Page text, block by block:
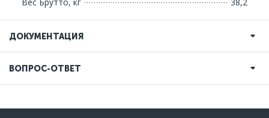
ДОКУМЕНТАЦИЯ
ВОПРОС-ОТВЕТ